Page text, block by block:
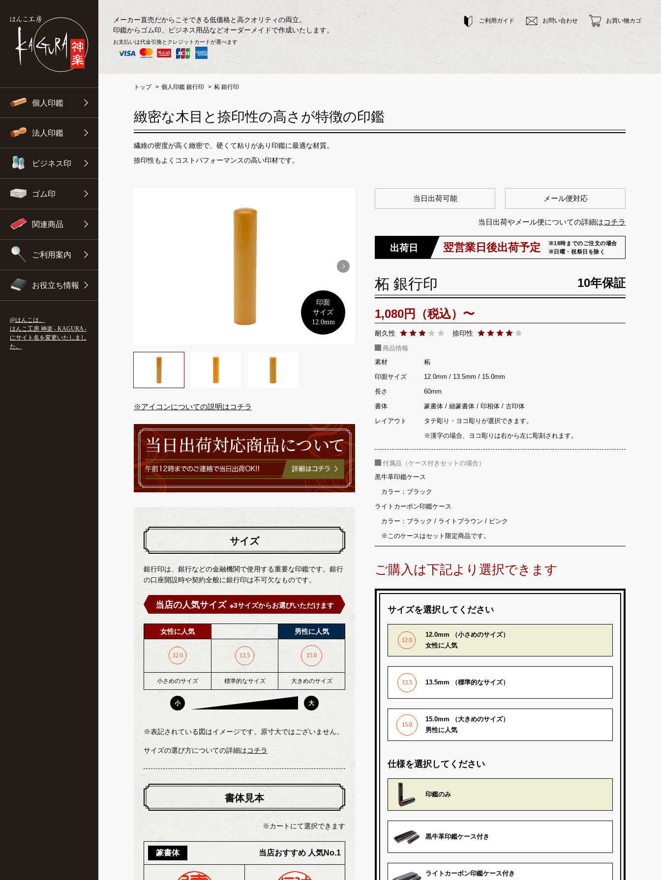
メーカー直売だからこそできる低価格と高クオリティの両立。
印鑑からゴム印、ビジネス用品などオーダーメイドで作成いたします。
お支払いは代金引換とクレジットカードが選べます
ご利用ガイド お問い合わせ お買い物カゴ
トップ 個人印鑑 銀行印 柘 銀行印
緻密な木目と捺印性の高さが特徴の印鑑
繊維の密度が高く緻密で、硬くて粘りがあり印鑑に最適な材質。
捺印性もよくコストパフォーマンスの高い印材です。
印面
サイズ
12.0mm
13.5mm
Next
※アイコンについての説明はコチラ
当日出荷可能 メール便対応
当日出荷やメール便についての詳細はコチラ
翌営業日後出荷予定
※18時までのご注文の場合
※日曜・祝祭日を除く
柘 銀行印 10年保証
1,080円（税込）〜
耐久性 捺印性
商品情報
素材
柘
印面サイズ
12.0mm / 13.5mm / 15.0mm
長さ
60mm
書体
篆書体 / 細篆書体 / 印相体 / 古印体
レイアウト
タテ彫り・ヨコ彫りが選択できます。
※漢字の場合、ヨコ彫りは右から左に彫刻されます。
付属品（ケース付きセットの場合）
黒牛革印鑑ケース
カラー：ブラック
ライトカーボン印鑑ケース
カラー：ブラック / ライトブラウン / ピンク
※このケースはセット限定商品です。
ご購入は下記より選択できます
サイズを選択してください
12.0mm （小さめのサイズ）
女性に人気
13.5mm （標準的なサイズ）
15.0mm （大きめのサイズ）
男性に人気
仕様を選択してください
印鑑のみ
黒牛革印鑑ケース付き
ライトカーボン印鑑ケース付き
サイズ
銀行印は、銀行などの金融機関で使用する重要な印鑑です。銀行
の口座開設時や契約全般に銀行印は不可欠なものです。
当店の人気サイズ ※3サイズからお選びいただけます
女性に人気 男性に人気
小さめのサイズ 標準的なサイズ 大きめのサイズ
小 大
表記されている図はイメージです。原寸大ではございません。
サイズの選び方についての詳細はコチラ
書体見本
カートにて選択できます
篆書体 当店おすすめ 人気No.1
個人印鑑
銀行印
認印
法人印鑑 法人銀行印
法人角印
ビジネス印
ネーム印 既製品
スタンプ印
ゴム印
フリーメイトII
木台ゴム印
関連商品
朱肉
捺印マット・印箱
ご利用案内
印鑑の選び方
印鑑の書体一覧表
お役立ち情報
銀行印の情報まとめ
認印の情報まとめ
@はんこは、
はんこ工房 神楽 - KAGURA -
にサイト名を変更いたしまし
た。